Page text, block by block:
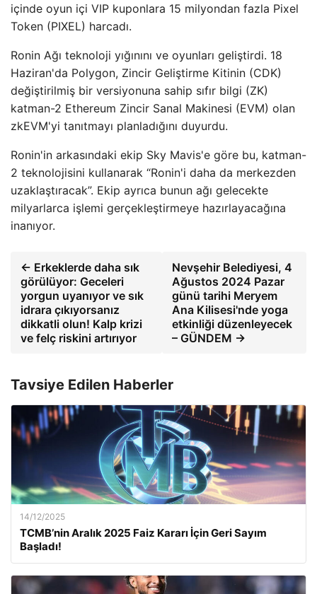
içinde oyun içi VIP kuponlara 15 milyondan fazla Pixel
Token (PIXEL) harcadı.
Ronin Ağı teknoloji yığınını ve oyunları geliştirdi. 18
Haziran'da Polygon, Zincir Geliştirme Kitinin (CDK)
değiştirilmiş bir versiyonuna sahip sıfır bilgi (ZK)
katman-2 Ethereum Zincir Sanal Makinesi (EVM) olan
zkEVM'yi tanıtmayı planladığını duyurdu.
Ronin'in arkasındaki ekip Sky Mavis'e göre bu, katman-
2 teknolojisini kullanarak “Ronin'i daha da merkezden
uzaklaştıracak”. Ekip ayrıca bunun ağı gelecekte
milyarlarca işlemi gerçekleştirmeye hazırlayacağına
inanıyor.
← Erkeklerde daha sık
görülüyor: Geceleri
yorgun uyanıyor ve sık
idrara çıkıyorsanız
dikkatli olun! Kalp krizi
ve felç riskini artırıyor
Nevşehir Belediyesi, 4
Ağustos 2024 Pazar
günü tarihi Meryem
Ana Kilisesi'nde yoga
etkinliği düzenleyecek
– GÜNDEM →
Tavsiye Edilen Haberler
14/12/2025
TCMB’nin Aralık 2025 Faiz Kararı İçin Geri Sayım
Başladı!